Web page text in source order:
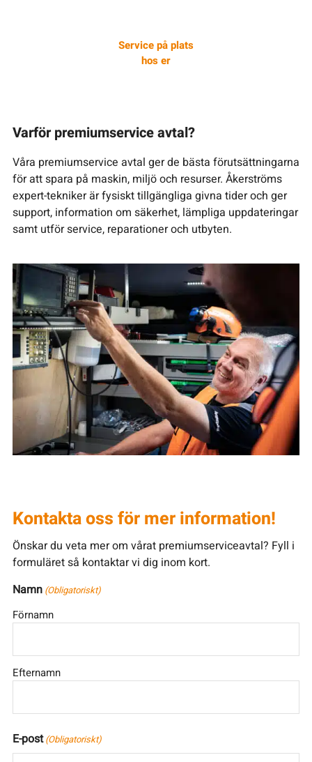
Service på plats
hos er
Varför premiumservice avtal?
Våra premiumservice avtal ger de bästa förutsättningarna
för att spara på maskin, miljö och resurser. Åkerströms
expert-tekniker är fysiskt tillgängliga givna tider och ger
support, information om säkerhet, lämpliga uppdateringar
samt utför service, reparationer och utbyten.
Kontakta oss för mer information!
Önskar du veta mer om vårat premiumserviceavtal? Fyll i
formuläret så kontaktar vi dig inom kort.
Namn (Obligatoriskt)
Förnamn
Efternamn
E-post (Obligatoriskt)